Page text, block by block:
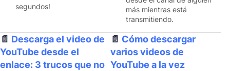
segundos!
más mientras está
transmitiendo.
Descarga el video de
YouTube desde el
enlace: 3 trucos que no
Cómo descargar
varios videos de
YouTube a la vez